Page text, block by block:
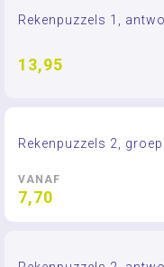
Rekenpuzzels 1,
13,95
Rekenpuzzels 2,
VANAF
7,70